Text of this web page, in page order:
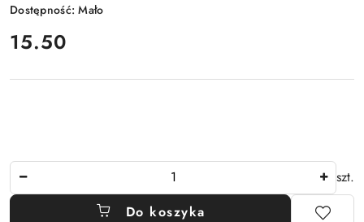
Dostępność:Mało
cena:
15.50
szt.
Do koszyka